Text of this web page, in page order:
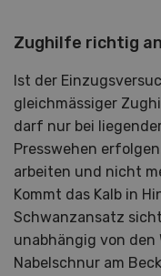
Zughilfe richtig
Ist der
gleichmässiger
darf nur bei
Presswehen
arbeiten und nicht
Kommt das Kalb in
Schwanzansatz
unabhängig von
Nabelschnur am